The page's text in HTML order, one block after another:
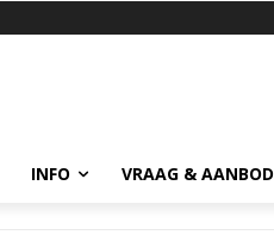
INFO VRAAG & AANBOD